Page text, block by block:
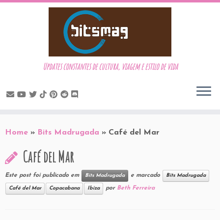
to
Updates constantes de cultura, viagem e estilo de vida
Home » Bits Madrugada » Café del Mar
Café del Mar
Este post foi publicado em Bits Madrugada e marcado Bits Madrugada
Café del Mar Copacabana Ibiza por Beth Ferreira